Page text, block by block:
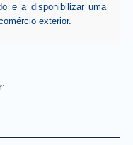
e a disponibilizar uma
exterior.